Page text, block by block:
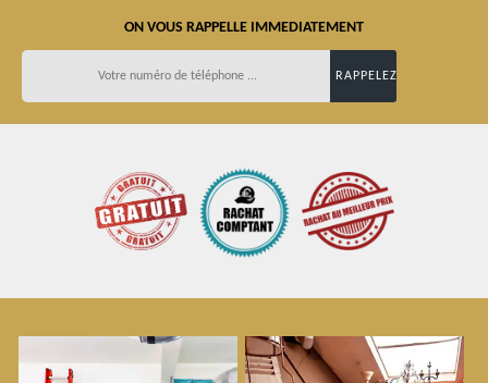
ON VOUS RAPPELLE IMMEDIATEMENT